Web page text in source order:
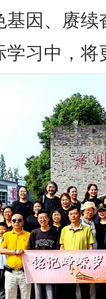
基因、赓
学习中，